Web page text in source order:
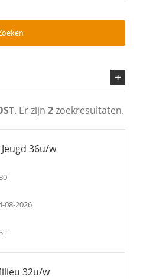
. Er zijn 2zoekresultaten.
36u/w
08-2026
32u/w